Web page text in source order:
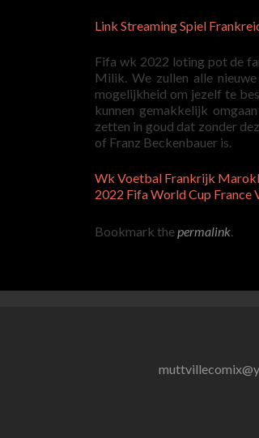
Link Streaming Spiel
Fifa wk 2022 loting pot de
Milik. We zullen alle
mogelijkheid om jezelf te
kunnen gemakkelijk
zetten in goud dat zonder
of Franz Beckenbauer is.
Wk Voetbal Frankrijk
2022 Fifa World Cup France
Bookmark thepermalink.